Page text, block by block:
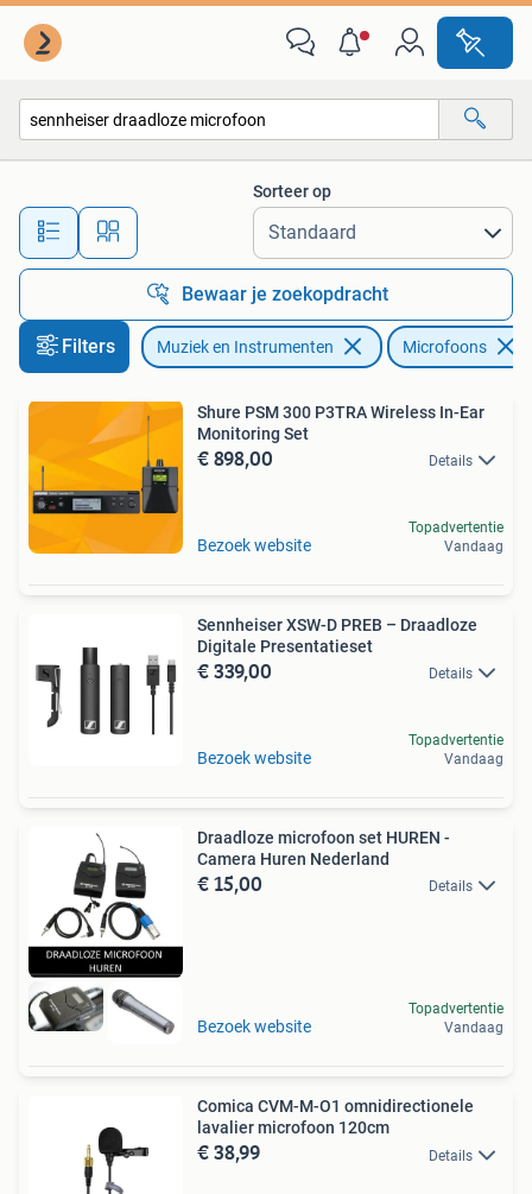
Alle afstanden…
Sorteer op
Bewaar je zoekopdracht
Filters Muziek en Instrumenten Microfoons
Shure PSM 300 P3TRA Wireless In-Ear
Monitoring Set
€ 898,00 Details
Bezoek website
Topadvertentie
Vandaag
Sennheiser XSW-D PREB – Draadloze
Digitale Presentatieset
€ 339,00 Details
Bezoek website
Topadvertentie
Vandaag
Draadloze microfoon set HUREN -
Camera Huren Nederland
€ 15,00 Details
Bezoek website
Topadvertentie
Vandaag
Comica CVM-M-O1 omnidirectionele
lavalier microfoon 120cm
€ 38,99 Details